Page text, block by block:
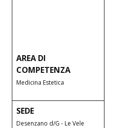
AREA DI
COMPETENZA
Medicina Estetica
SEDE
Desenzano d/G - Le Vele